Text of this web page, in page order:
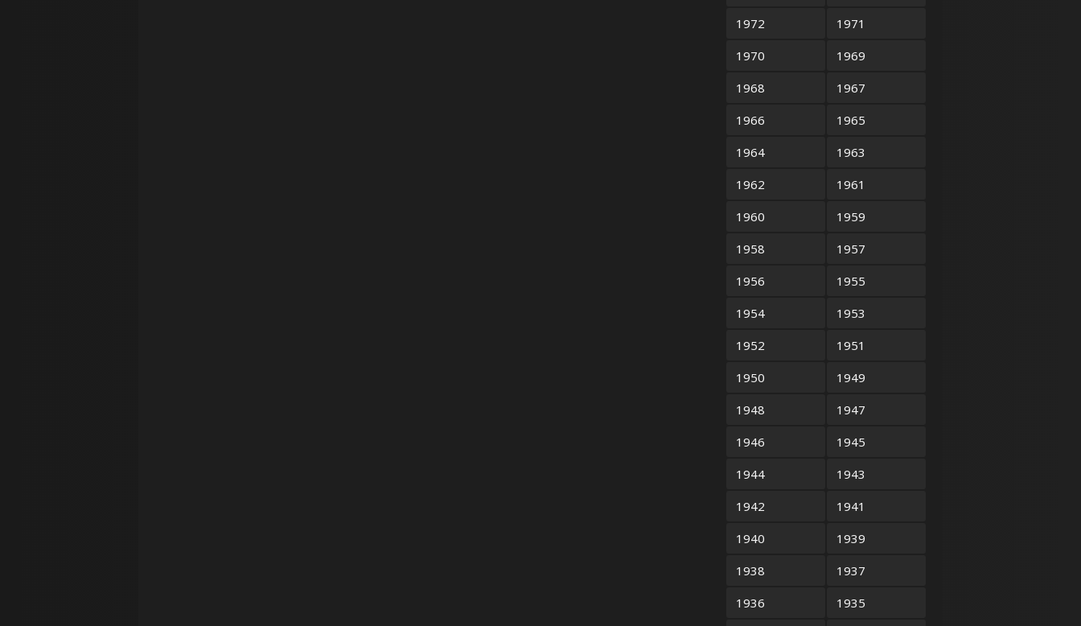
1972
1971
1970
1969
1968
1967
1966
1965
1964
1963
1962
1961
1960
1959
1958
1957
1956
1955
1954
1953
1952
1951
1950
1949
1948
1947
1946
1945
1944
1943
1942
1941
1940
1939
1938
1937
1936
1935